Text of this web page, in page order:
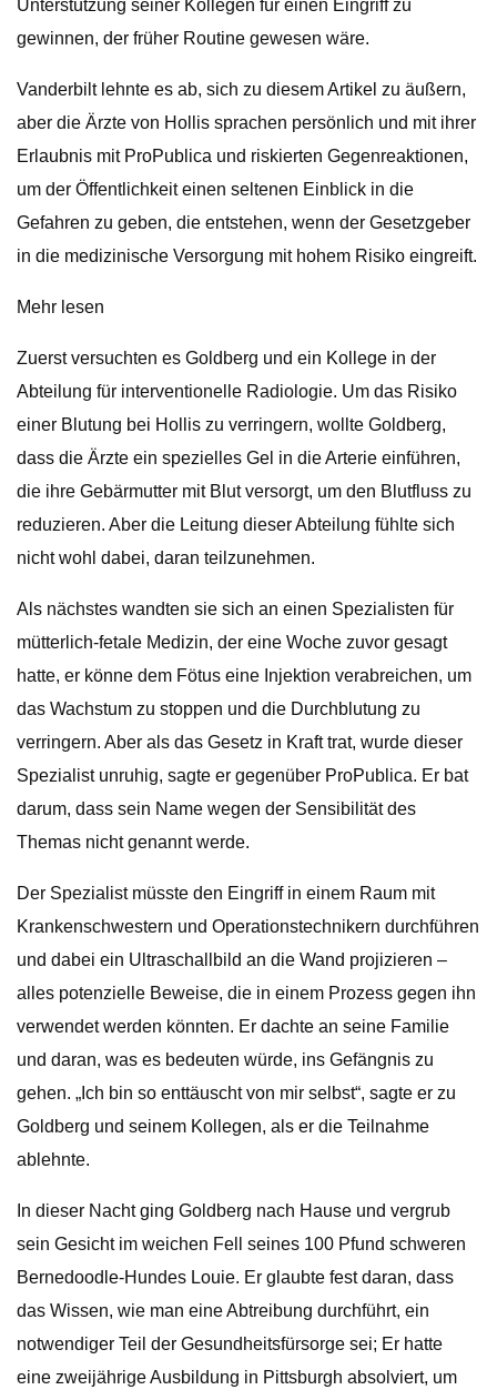
Unterstützung seiner Kollegen für einen Eingriff zu
gewinnen, der früher Routine gewesen wäre.
Vanderbilt lehnte es ab, sich zu diesem Artikel zu äußern,
aber die Ärzte von Hollis sprachen persönlich und mit ihrer
Erlaubnis mit ProPublica und riskierten Gegenreaktionen,
um der Öffentlichkeit einen seltenen Einblick in die
Gefahren zu geben, die entstehen, wenn der Gesetzgeber
in die medizinische Versorgung mit hohem Risiko eingreift.
Mehr lesen
Zuerst versuchten es Goldberg und ein Kollege in der
Abteilung für interventionelle Radiologie. Um das Risiko
einer Blutung bei Hollis zu verringern, wollte Goldberg,
dass die Ärzte ein spezielles Gel in die Arterie einführen,
die ihre Gebärmutter mit Blut versorgt, um den Blutfluss zu
reduzieren. Aber die Leitung dieser Abteilung fühlte sich
nicht wohl dabei, daran teilzunehmen.
Als nächstes wandten sie sich an einen Spezialisten für
mütterlich-fetale Medizin, der eine Woche zuvor gesagt
hatte, er könne dem Fötus eine Injektion verabreichen, um
das Wachstum zu stoppen und die Durchblutung zu
verringern. Aber als das Gesetz in Kraft trat, wurde dieser
Spezialist unruhig, sagte er gegenüber ProPublica. Er bat
darum, dass sein Name wegen der Sensibilität des
Themas nicht genannt werde.
Der Spezialist müsste den Eingriff in einem Raum mit
Krankenschwestern und Operationstechnikern durchführen
und dabei ein Ultraschallbild an die Wand projizieren –
alles potenzielle Beweise, die in einem Prozess gegen ihn
verwendet werden könnten. Er dachte an seine Familie
und daran, was es bedeuten würde, ins Gefängnis zu
gehen. „Ich bin so enttäuscht von mir selbst“, sagte er zu
Goldberg und seinem Kollegen, als er die Teilnahme
ablehnte.
In dieser Nacht ging Goldberg nach Hause und vergrub
sein Gesicht im weichen Fell seines 100 Pfund schweren
Bernedoodle-Hundes Louie. Er glaubte fest daran, dass
das Wissen, wie man eine Abtreibung durchführt, ein
notwendiger Teil der Gesundheitsfürsorge sei; Er hatte
eine zweijährige Ausbildung in Pittsburgh absolviert, um